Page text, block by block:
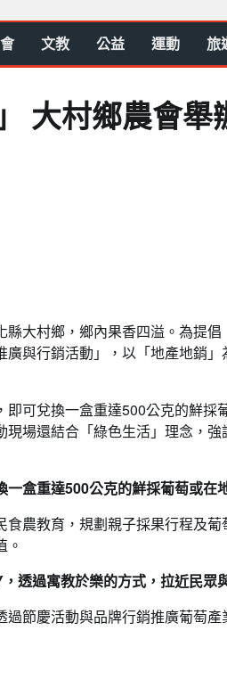
文教 公益 運動 旅
大村鄉農會
大村鄉，鄉內果香四溢。為提
與行銷活動」，以「地產地銷
可兌換一盒重達500公克的鮮
場還結合「綠色生活」理念，
盒重達500公克的鮮採葡萄或在
農教育，規劃親子採果行程及
。
透過寓教於樂的方式，拉近民眾
節慶活動與品牌行銷推廣葡萄